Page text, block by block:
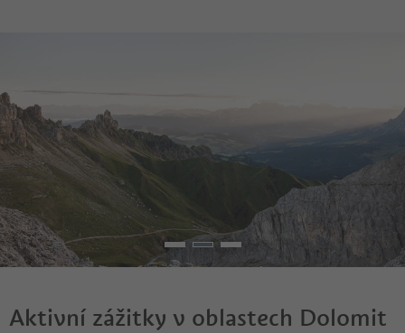
Aktivní zážitky v oblastech Dolomit